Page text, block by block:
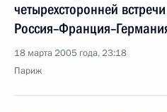
четырехсторонней
18 марта 2005 года, 23:18
Париж